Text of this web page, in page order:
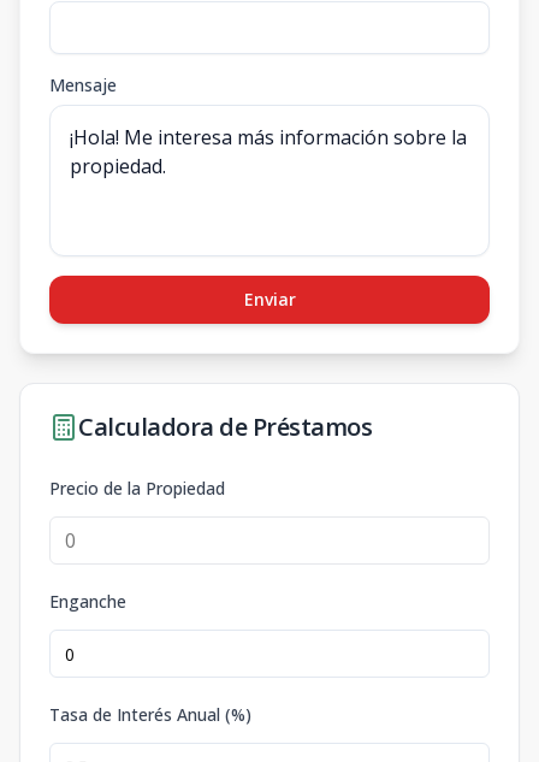
Mensaje
Enviar
Calculadora de Préstamos
Precio de la Propiedad
Enganche
Tasa de Interés Anual (%)